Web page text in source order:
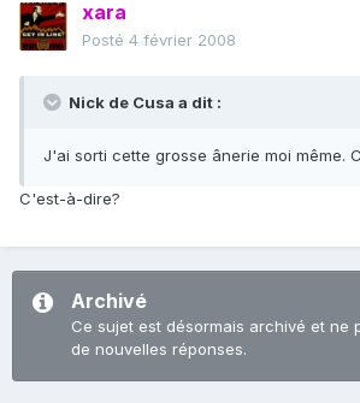
xara
Posté 4 février 2008
Nick de Cusa a dit :
J'ai sorti cette grosse ânerie moi même.
C'est-à-dire?
Archivé
Ce sujet est désormais archivé et ne
de nouvelles réponses.